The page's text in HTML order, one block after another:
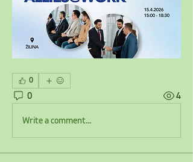
0
0 4
Write a comment...